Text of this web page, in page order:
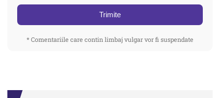
Trimite
* Comentariile care contin limbaj vulgar vor fi suspendate